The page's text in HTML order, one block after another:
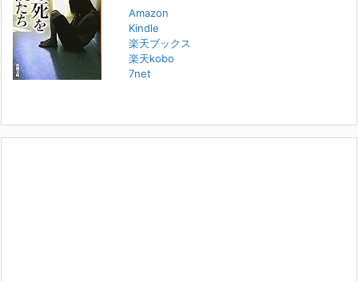
人と“直接”向き合うことの価値
2022年1月14日
2022年になりました。すでに言い尽くされていることではありますが、
コロナ禍は、日々の生活や生き方そのものを考える機会となりました。
Amazon
Kindle
楽天ブックス
楽天kobo
7net